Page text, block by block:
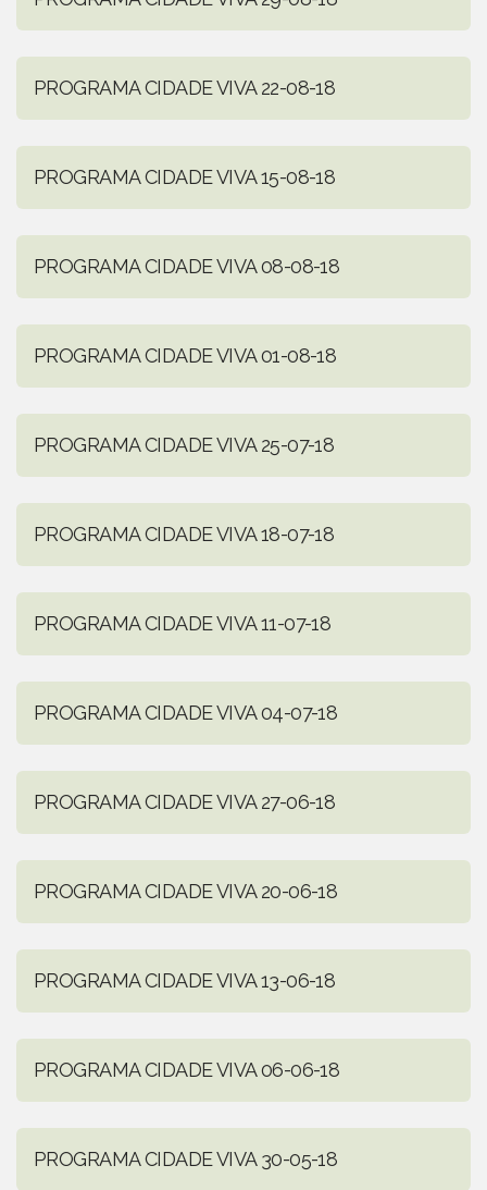
PROGRAMA CIDADE VIVA 22-08-18
PROGRAMA CIDADE VIVA 15-08-18
PROGRAMA CIDADE VIVA 08-08-18
PROGRAMA CIDADE VIVA 01-08-18
PROGRAMA CIDADE VIVA 25-07-18
PROGRAMA CIDADE VIVA 18-07-18
PROGRAMA CIDADE VIVA 11-07-18
PROGRAMA CIDADE VIVA 04-07-18
PROGRAMA CIDADE VIVA 27-06-18
PROGRAMA CIDADE VIVA 20-06-18
PROGRAMA CIDADE VIVA 13-06-18
PROGRAMA CIDADE VIVA 06-06-18
PROGRAMA CIDADE VIVA 30-05-18